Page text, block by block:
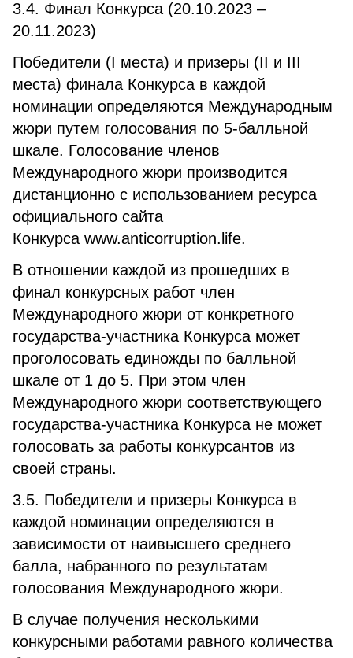
3.4. Финал Конкурса (20.10.2023 –
20.11.2023)
Победители (I места) и призеры (II и III
места) финала Конкурса в каждой
номинации определяются Международным
жюри путем голосования по 5-балльной
шкале. Голосование членов
Международного жюри производится
дистанционно с использованием ресурса
официального сайта
Конкурса www.anticorruption.life.
В отношении каждой из прошедших в
финал конкурсных работ член
Международного жюри от конкретного
государства-участника Конкурса может
проголосовать единожды по балльной
шкале от 1 до 5. При этом член
Международного жюри соответствующего
государства-участника Конкурса не может
голосовать за работы конкурсантов из
своей страны.
3.5. Победители и призеры Конкурса в
каждой номинации определяются в
зависимости от наивысшего среднего
балла, набранного по результатам
голосования Международного жюри.
В случае получения несколькими
конкурсными работами равного количества